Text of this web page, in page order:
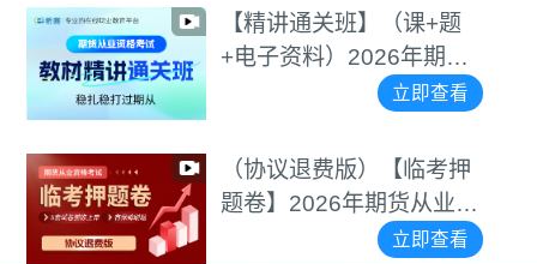
【精讲通关班】（课+题
+电子资料）2026年期货
立即查看
（协议退费版）【临考押
题卷】2026年期货从业资
立即查看